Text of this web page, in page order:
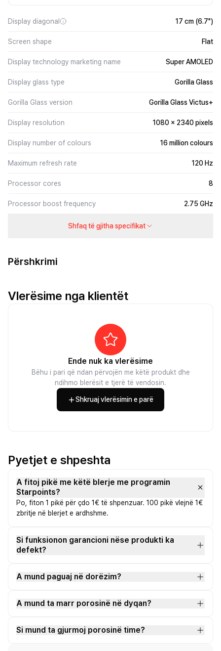
Display diagonal 17 cm (6.7")
Screen shape Flat
Display technology marketing name Super AMOLED
Display glass type Gorilla Glass
Gorilla Glass version Gorilla Glass Victus+
Display resolution 1080 x 2340 pixels
Display number of colours 16 million colours
Maximum refresh rate 120 Hz
Processor cores 8
Processor boost frequency 2.75 GHz
Shfaq të gjitha specifikat
Përshkrimi
Vlerësime nga klientët
Ende nuk ka vlerësime
Bëhu i pari që ndan përvojën me këtë produkt dhe
ndihmo blerësit e tjerë të vendosin.
Shkruaj vlerësimin e parë
Pyetjet e shpeshta
A fitoj pikë me këtë blerje me programin
Starpoints?
Po, fiton 1 pikë për çdo 1€ të shpenzuar. 100 pikë vlejnë 1€
zbritje në blerjet e ardhshme.
Si funksionon garancioni nëse produkti ka
defekt?
A mund paguaj në dorëzim?
A mund ta marr porosinë në dyqan?
Si mund ta gjurmoj porosinë time?